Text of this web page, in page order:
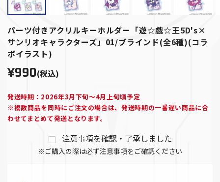
パーツ付きアクリルキーホルダー「遊☆戯☆王5D's×
サンリオキャラクターズ」01/ブラインド(全6種)(コラ
ボイラスト)
¥990(税込)
発送時期：2026年3月下旬～4月上旬頃予定
※複数商品を同時にご注文の場合は、発送時期の一番遅い商品に合
わせてまとめて発送となります。
注意事項を確認・了承しました
※ご購入の際は必ず注意事項をご確認ください